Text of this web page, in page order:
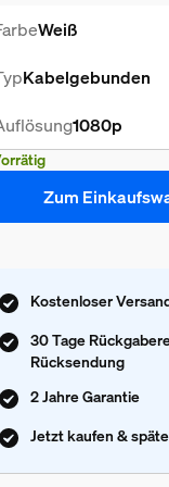
Weiß
Kabelgebunden
1080p
Zum
Kostenloser
30 Tage
Rücksendung
2 Jahre Garantie
Jetzt kaufen &